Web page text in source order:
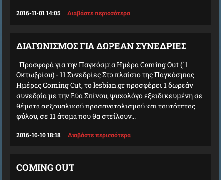
2016-11-01 14:05 Διαβάστε περισσότερα
ΔΙΑΓΩΝΙΣΜΌΣ ΓΙΑ ΔΩΡΕΆΝ ΣΥΝΕΔΡΊΕΣ
Προσφορά για την Παγκόσμια Ημέρα Coming Out (11
Οκτωβρίου) - 11 Συνεδρίες Στο πλαίσιο της Παγκόσμιας
Ημέρας Coming Out, το lesbian.gr προσφέρει 1 δωρεάν
συνεδρία με την Εύα Σπίνου, ψυχολόγο εξειδικευμένη σε
θέματα σεξουαλικού προσανατολισμού και ταυτότητας
φύλου, σε 11 άτομα που θα στείλουν...
2016-10-10 18:18 Διαβάστε περισσότερα
COMING OUT